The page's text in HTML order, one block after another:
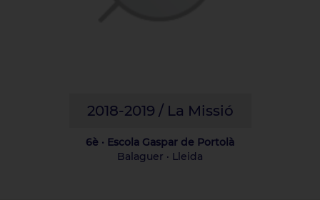
2018-2019 / La Missió
6è · Escola Gaspar de Portolà
Balaguer · Lleida